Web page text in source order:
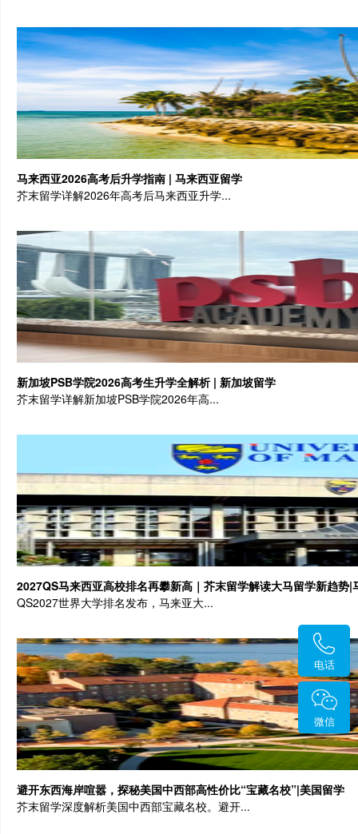
马来西亚2026高考后升学指南 | 马来西亚留学
芥末留学详解2026年高考后马来西亚升学...
新加坡PSB学院2026高考生升学全解析 | 新加坡留学
芥末留学详解新加坡PSB学院2026年高...
2027QS马来西亚高校排名再攀新高｜芥末留学解读大马留学新趋势|
QS2027世界大学排名发布，马来亚大...
避开东西海岸喧嚣，探秘美国中西部高性价比“宝藏名校”|美国留学
芥末留学深度解析美国中西部宝藏名校。避开...
电话
微信